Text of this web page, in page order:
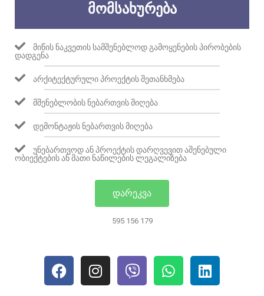
ᲛᲝᲛᲡᲐᲮᲣᲠᲔᲑᲐ
ᲛᲘᲬᲘᲡ ᲜᲐᲙᲕᲔᲗᲘᲡ ᲡᲐᲛᲨᲔᲜᲔᲑᲚᲝᲓ ᲒᲐᲛᲝᲧᲔᲜᲔᲑᲘᲡ ᲞᲘᲠᲝᲑᲔᲑᲘᲡ
ᲓᲐᲓᲒᲔᲜᲐ
ᲐᲠᲥᲘᲢᲔᲥᲢᲣᲠᲣᲚᲘ ᲞᲠᲝᲔᲥᲢᲘᲡ ᲨᲔᲗᲐᲜᲮᲛᲔᲑᲐ
ᲛᲨᲔᲜᲔᲑᲚᲝᲑᲘᲡ ᲜᲔᲑᲐᲠᲗᲕᲘᲡ ᲛᲘᲦᲔᲑᲐ
ᲓᲔᲛᲝᲜᲢᲐᲟᲘᲡ ᲜᲔᲑᲐᲠᲗᲕᲘᲡ ᲛᲘᲦᲔᲑᲐ
ᲣᲜᲔᲑᲐᲠᲗᲕᲝᲓ ᲐᲜ ᲞᲠᲝᲔᲥᲢᲘᲡ ᲓᲐᲠᲦᲕᲔᲕᲘᲗ ᲐᲨᲔᲜᲔᲑᲣᲚᲘ
ᲝᲑᲘᲔᲥᲢᲔᲑᲘᲡ ᲐᲜ ᲛᲐᲗᲘ ᲜᲐᲬᲘᲚᲔᲑᲘᲡ ᲚᲔᲒᲐᲚᲘᲖᲔᲑᲐ
ᲓᲐᲠᲔᲙᲕᲐ
595 156 179